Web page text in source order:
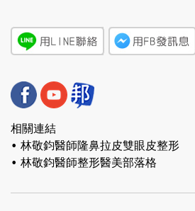
相關連結
• 林敬鈞醫師隆鼻拉皮雙眼皮整形
• 林敬鈞醫師整形醫美部落格